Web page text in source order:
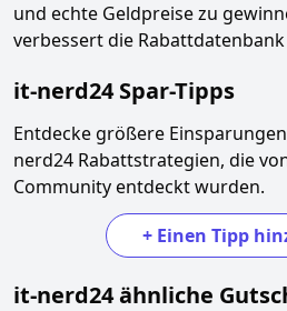
und echte Geldpreise zu
verbessert die
it-nerd24 Spar-Tipps
Entdecke größere
nerd24 Rabattstrategien, die
Community entdeckt wurden.
+ Einen Tipp
it-nerd24ähnliche